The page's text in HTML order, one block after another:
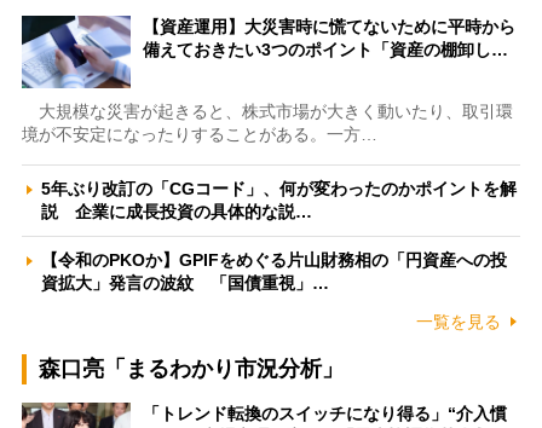
【資産運用】大災害時に慌てないために平時から
備えておきたい3つのポイント「資産の棚卸し…
大規模な災害が起きると、株式市場が大きく動いたり、取引環
境が不安定になったりすることがある。一方…
5年ぶり改訂の「CGコード」、何が変わったのかポイントを解
説 企業に成長投資の具体的な説…
【令和のPKOか】GPIFをめぐる片山財務相の「円資産への投
資拡大」発言の波紋 「国債重視」…
一覧を見る
森口亮「まるわかり市況分析」
「トレンド転換のスイッチになり得る」“介入慣